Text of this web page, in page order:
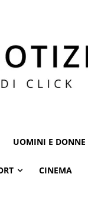
UOMINI E DONNE
CINEMA